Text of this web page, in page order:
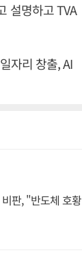
설명하고 TVA
자리 창출, AI
판, "반도체 호황